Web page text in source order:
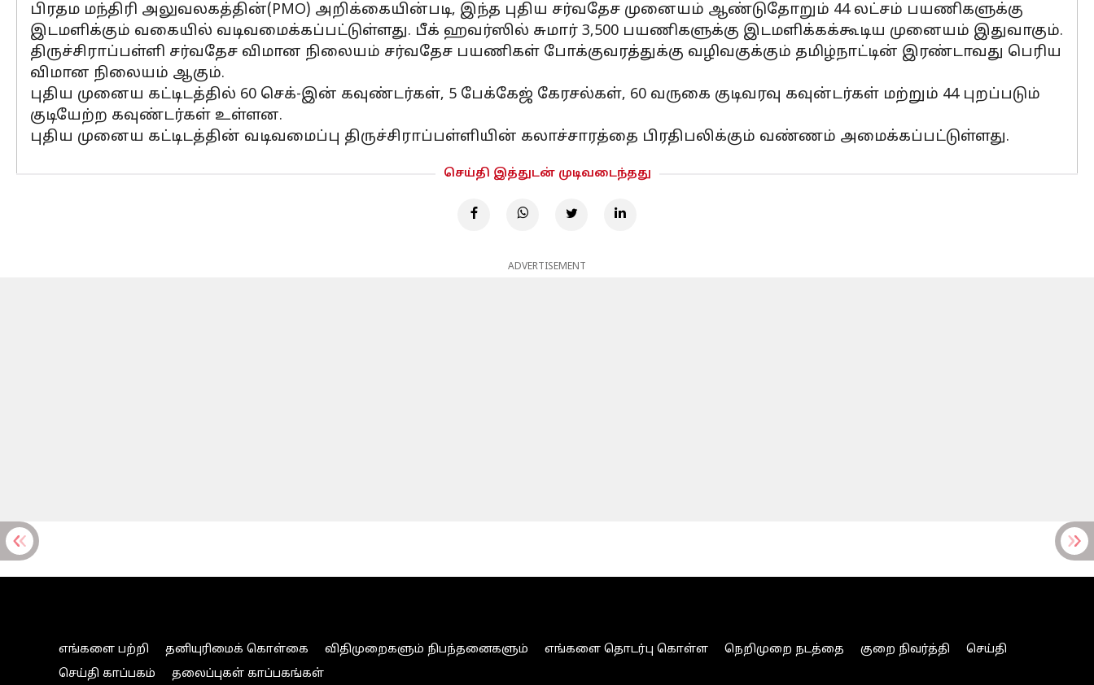
பிரதம மந்திரி அலுவலகத்தின்(PMO) அறிக்கையின்படி, இந்த புதிய சர்வதேச முனையம் ஆண்டுதோறும் 44 லட்சம் பயணிகளுக்கு
இடமளிக்கும் வகையில் வடிவமைக்கப்பட்டுள்ளது. பீக் ஹவர்ஸில் சுமார் 3,500 பயணிகளுக்கு இடமளிக்கக்கூடிய முனையம் இதுவாகும்.
திருச்சிராப்பள்ளி சர்வதேச விமான நிலையம் சர்வதேச பயணிகள் போக்குவரத்துக்கு வழிவகுக்கும் தமிழ்நாட்டின் இரண்டாவது பெரிய
விமான நிலையம் ஆகும்.
புதிய முனைய கட்டிடத்தில் 60 செக்-இன் கவுண்டர்கள், 5 பேக்கேஜ் கேரசல்கள், 60 வருகை குடிவரவு கவுன்டர்கள் மற்றும் 44 புறப்படும்
குடியேற்ற கவுண்டர்கள் உள்ளன.
புதிய முனைய கட்டிடத்தின் வடிவமைப்பு திருச்சிராப்பள்ளியின் கலாச்சாரத்தை பிரதிபலிக்கும் வண்ணம் அமைக்கப்பட்டுள்ளது.
செய்தி இத்துடன் முடிவடைந்தது
ADVERTISEMENT
எங்களை பற்றி தனியுரிமைக் கொள்கை விதிமுறைகளும் நிபந்தனைகளும் எங்களை தொடர்பு கொள்ள நெறிமுறை நடத்தை குறை நிவர்த்தி
செய்தி
செய்தி காப்பகம்
தலைப்புகள் காப்பகங்கள்